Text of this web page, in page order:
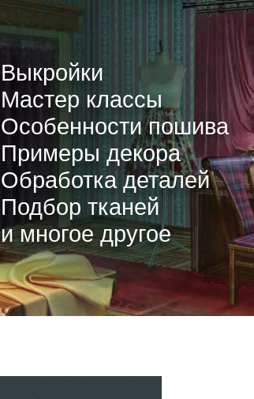
Выкройки
Мастер классы
Особенности пошива
Примеры декора
Обработка деталей
Подбор тканей
и многое другое